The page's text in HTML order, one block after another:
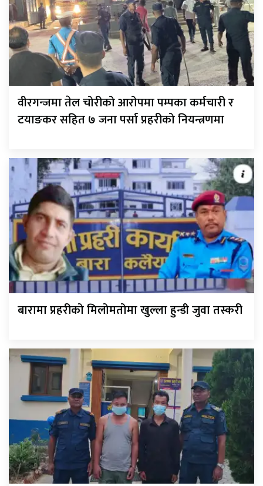
वीरगन्जमा तेल चोरीको आरोपमा पम्पका कर्मचारी र
टयाङकर सहित ७ जना पर्सा प्रहरीको नियन्त्रणमा
बारामा प्रहरीको मिलोमतोमा खुल्ला हुन्डी जुवा तस्करी